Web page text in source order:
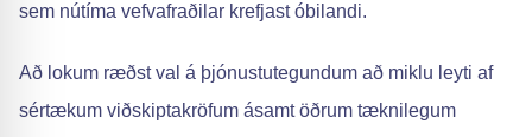
sem nútíma vefvafraðilar krefjast óbilandi.
Að lokum ræðst val á þjónustutegundum að miklu leyti af
sértækum viðskiptakröfum ásamt öðrum tæknilegum